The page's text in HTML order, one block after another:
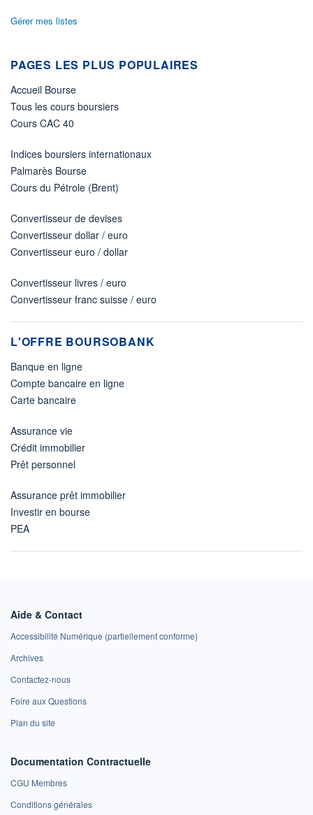
ÉLIGIBILITÉ
Non éligible
+ PORTEFEUILLE
Gérer mes listes
PAGES LES PLUS POPULAIRES
Accueil Bourse
Tous les cours boursiers
Cours CAC 40
Indices boursiers internationaux
Palmarès Bourse
Cours du Pétrole (Brent)
Convertisseur de devises
Convertisseur dollar / euro
Convertisseur euro / dollar
Convertisseur livres / euro
Convertisseur franc suisse / euro
L'OFFRE BOURSOBANK
Banque en ligne
Compte bancaire en ligne
Carte bancaire
Assurance vie
Crédit immobilier
Prêt personnel
Assurance prêt immobilier
Investir en bourse
PEA
Aide & Contact
Accessibilité Numérique (partiellement conforme)
Archives
Contactez-nous
Foire aux Questions
Plan du site
Documentation Contractuelle
CGU Membres
Conditions générales